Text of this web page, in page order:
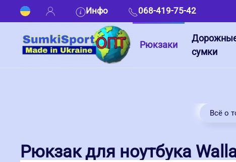
Инфо 068-419-75-42
Рюкзаки
сумки
Всё о
Рюкзак для ноутбука